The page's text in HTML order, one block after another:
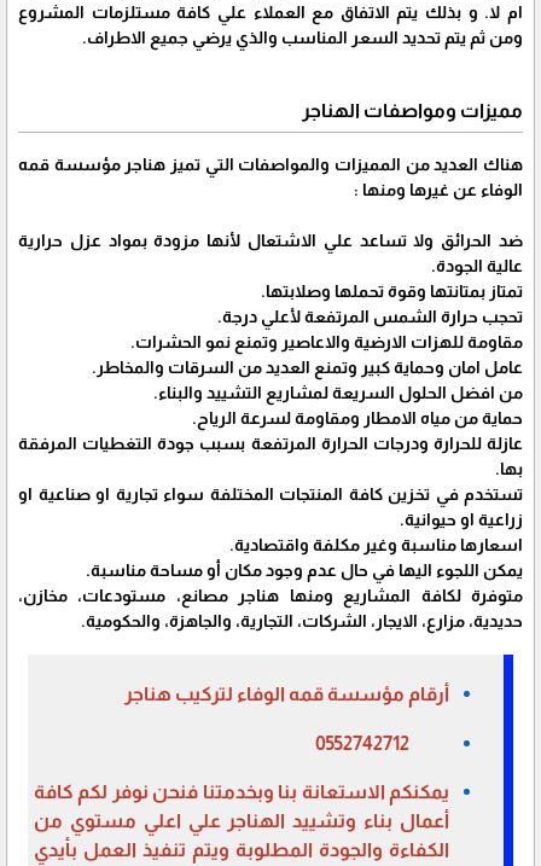
ام لا. و بذلك يتم الاتفاق مع العملاء علي كافة مستلزمات المشروع
ومن ثم يتم تحديد السعر المناسب والذي يرضي جميع الاطراف.
مميزات ومواصفات الهناجر
هناك العديد من المميزات والمواصفات التي تميز هناجر مؤسسة قمه
الوفاء عن غيرها ومنها :
ضد الحرائق ولا تساعد علي الاشتعال لأنها مزودة بمواد عزل حرارية
عالية الجودة.
تمتاز بمتانتها وقوة تحملها وصلابتها.
تحجب حرارة الشمس المرتفعة لأعلي درجة.
مقاومة للهزات الارضية والاعاصير وتمنع نمو الحشرات.
عامل امان وحماية كبير وتمنع العديد من السرقات والمخاطر.
من افضل الحلول السريعة لمشاريع التشييد والبناء.
حماية من مياه الامطار ومقاومة لسرعة الرياح.
عازلة للحرارة ودرجات الحرارة المرتفعة بسبب جودة التغطيات المرفقة
بها.
تستخدم في تخزين كافة المنتجات المختلفة سواء تجارية او صناعية او
زراعية او حيوانية.
اسعارها مناسبة وغير مكلفة واقتصادية.
يمكن اللجوء اليها في حال عدم وجود مكان أو مساحة مناسبة.
متوفرة لكافة المشاريع ومنها هناجر مصانع، مستودعات، مخازن،
حديدية، مزارع، الايجار، الشركات، التجارية، والجاهزة، والحكومية.
أرقام مؤسسة قمه الوفاء لتركيب هناجر
يمكنكم الاستعانة بنا وبخدمتنا فنحن نوفر لكم كافة
أعمال بناء وتشييد الهناجر علي اعلي مستوي من
الكفاءة والجودة المطلوبة ويتم تنفيذ العمل بأيدي